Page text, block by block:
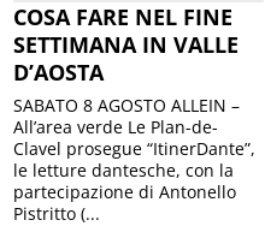
COSA FARE NEL FINE
SETTIMANA IN VALLE
D’AOSTA
SABATO 8 AGOSTO ALLEIN –
All’area verde Le Plan-de-
Clavel prosegue “ItinerDante”,
le letture dantesche, con la
partecipazione di Antonello
Pistritto (...